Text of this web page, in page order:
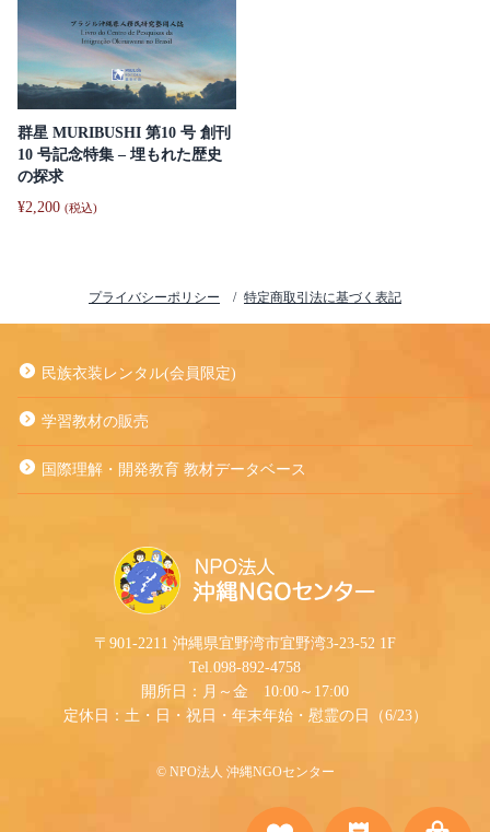
群星 MURIBUSHI 第10 号 創刊
10 号記念特集 – 埋もれた歴史
の探求
¥2,200 (税込)
プライバシーポリシー 特定商取引法に基づく表記
民族衣装レンタル(会員限定)
学習教材の販売
国際理解・開発教育 教材データベース
〒901-2211 沖縄県宜野湾市宜野湾3-23-52 1F
Tel.098-892-4758
開所日：月～金 10:00～17:00
定休日：土・日・祝日・年末年始・慰霊の日（6/23）
©︎ NPO法人 沖縄NGOセンター